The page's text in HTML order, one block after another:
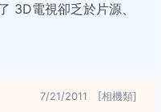
3D電視卻乏於片源、
7/21/2011 [相機類]